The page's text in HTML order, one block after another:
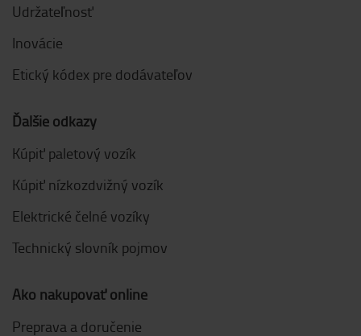
Udržateľnosť
Inovácie
Etický kódex pre dodávateľov
Ďalšie odkazy
Kúpiť paletový vozík
Kúpiť nízkozdvižný vozík
Elektrické čelné vozíky
Technický slovník pojmov
Ako nakupovať online
Preprava a doručenie